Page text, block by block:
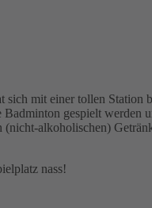
mit einer tollen
gespielt werden
alkoholischen)
nass!